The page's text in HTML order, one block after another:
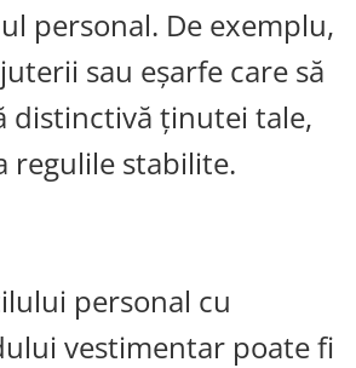
personal. De exemplu,
sau eșarfe care să
distinctivă ținutei tale,
regulile stabilite.
personal cu
vestimentar poate fi